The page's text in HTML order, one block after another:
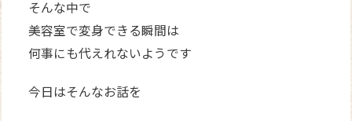
そんな中で
美容室で変身できる瞬間は
何事にも代えれないようです
今日はそんなお話を